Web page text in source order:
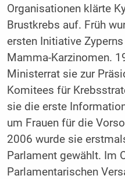
Organisationen klärte
Brustkrebs auf. Früh
ersten Initiative
Mamma-Karzinomen.
Ministerrat sie zur
Komitees für
sie die erste
um Frauen für die
2006 wurde sie
Parlament gewählt. Im
Parlamentarischen